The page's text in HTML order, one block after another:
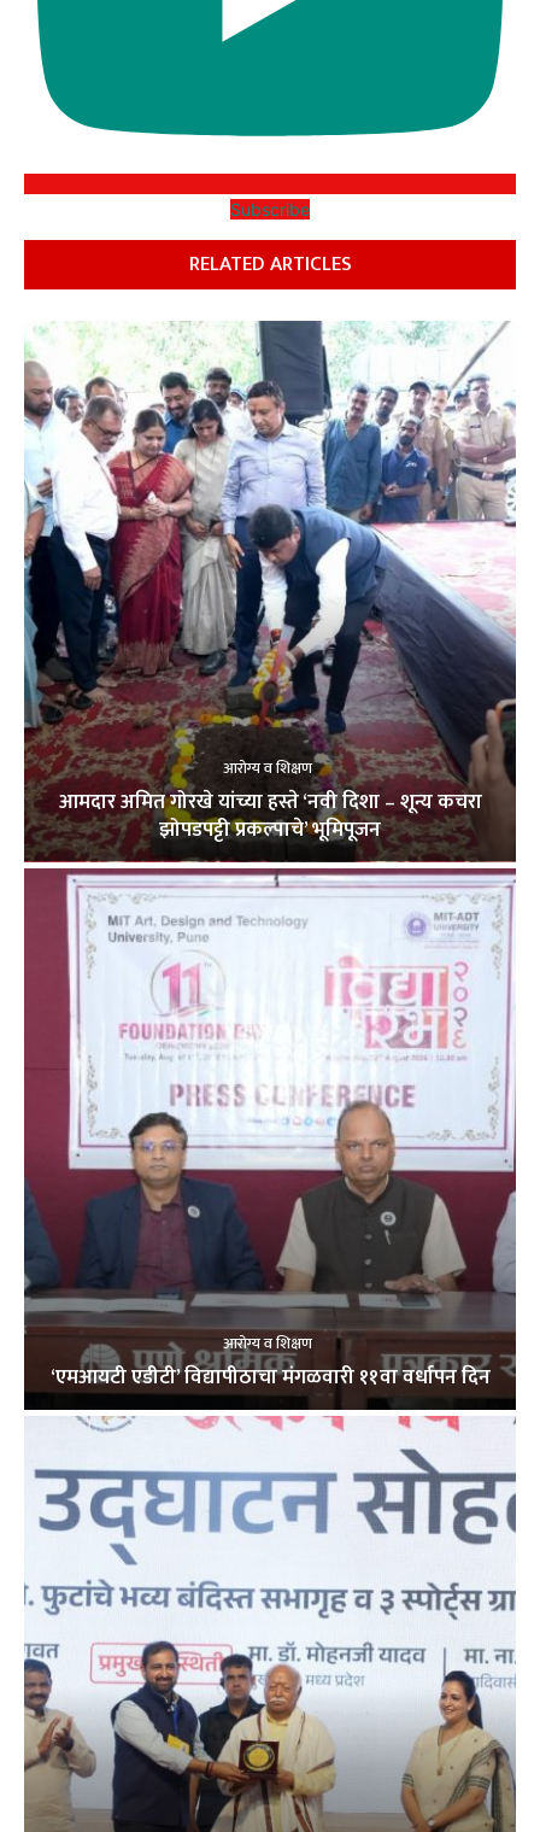
Subscribe
RELATED ARTICLES
आरोग्य व शिक्षण
आमदार अमित गोरखे यांच्या हस्ते ‘नवी दिशा – शून्य कचरा
झोपडपट्टी प्रकल्पाचे’ भूमिपूजन
आरोग्य व शिक्षण
‘एमआयटी एडीटी’ विद्यापीठाचा मंगळवारी ११वा वर्धापन दिन